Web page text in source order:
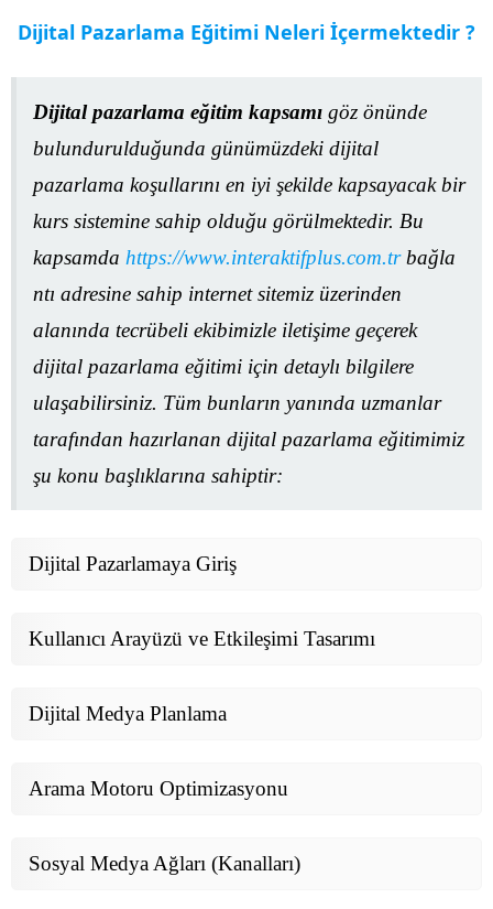
Dijital Pazarlama Eğitimi Neleri İçermektedir ?
Dijital pazarlama eğitim kapsamı göz önünde
bulundurulduğunda günümüzdeki dijital
pazarlama koşullarını en iyi şekilde kapsayacak bir
kurs sistemine sahip olduğu görülmektedir. Bu
kapsamda https://www.interaktifplus.com.trbağla
ntı adresine sahip internet sitemiz üzerinden
alanında tecrübeli ekibimizle iletişime geçerek
dijital pazarlama eğitimi için detaylı bilgilere
ulaşabilirsiniz. Tüm bunların yanında uzmanlar
tarafından hazırlanan dijital pazarlama eğitimimiz
şu konu başlıklarına sahiptir:
Dijital Pazarlamaya Giriş
Kullanıcı Arayüzü ve Etkileşimi Tasarımı
Dijital Medya Planlama
Arama Motoru Optimizasyonu
Sosyal Medya Ağları (Kanalları)